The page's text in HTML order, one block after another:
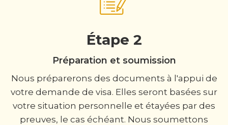
Étape 2
Préparation et soumission
Nous préparerons des documents à l'appui de
votre demande de visa. Elles seront basées sur
votre situation personnelle et étayées par des
preuves, le cas échéant. Nous soumettons